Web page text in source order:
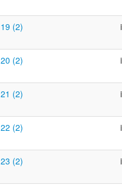
19 (2)
20 (2)
21 (2)
22 (2)
23 (2)